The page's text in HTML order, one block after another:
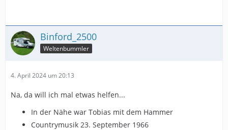
Binford_2500
Weltenbummler
4. April 2024 um 20:13
Na, da will ich mal etwas helfen...
In der Nähe war Tobias mit dem Hammer
Countrymusik 23. September 1966